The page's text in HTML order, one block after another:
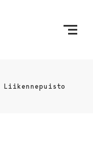
Liikennepuisto